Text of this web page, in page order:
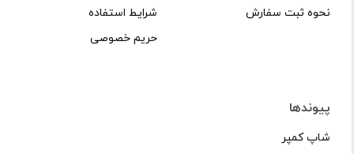
نحوه ثبت سفارش
شرایط استفاده
حریم خصوصی
پیوندها
شاپ کمپر